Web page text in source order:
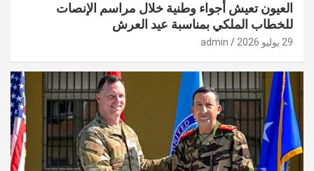
العيون تعيش أجواء وطنية خلال مراسم الإنصات
للخطاب الملكي بمناسبة عيد العرش
29 يوليو 2026 admin